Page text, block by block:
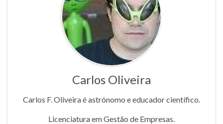
Carlos Oliveira
Carlos F. Oliveira é astrónomo e educador científico.
Licenciatura em Gestão de Empresas.